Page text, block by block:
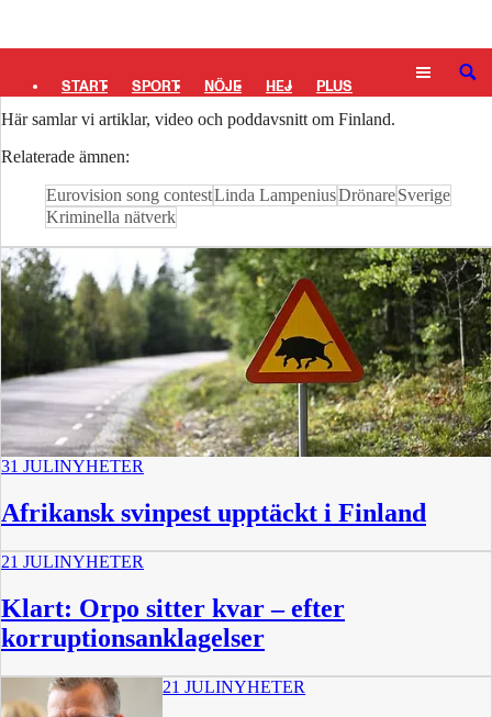
START SPORT NÖJE HEJ PLUS SÖK
Finland
Här samlar vi artiklar, video och poddavsnitt om Finland.
Relaterade ämnen:
Eurovision song contestLinda LampeniusDrönareSverige
Kriminella nätverk
31 JULINYHETER
Afrikansk svinpest upptäckt i Finland
21 JULINYHETER
Klart: Orpo sitter kvar – efter
korruptionsanklagelser
21 JULINYHETER